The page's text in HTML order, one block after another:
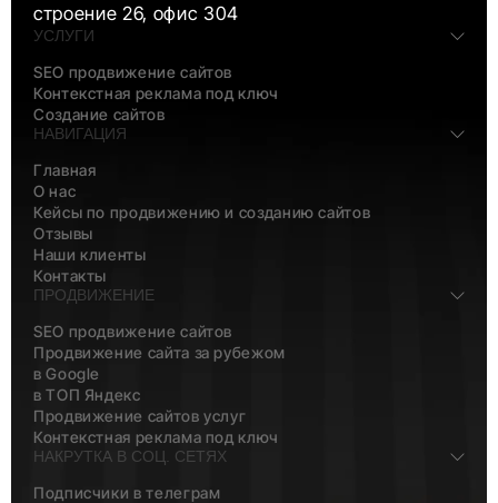
строение 26, офис 304
УСЛУГИ
SEO продвижение сайтов
Контекстная реклама под ключ
Создание сайтов
НАВИГАЦИЯ
Главная
О нас
Кейсы по продвижению и созданию сайтов
Отзывы
Наши клиенты
Контакты
ПРОДВИЖЕНИЕ
SEO продвижение сайтов
Продвижение сайта за рубежом
в Google
в ТОП Яндекс
Продвижение сайтов услуг
Контекстная реклама под ключ
НАКРУТКА В СОЦ. СЕТЯХ
Подписчики в телеграм